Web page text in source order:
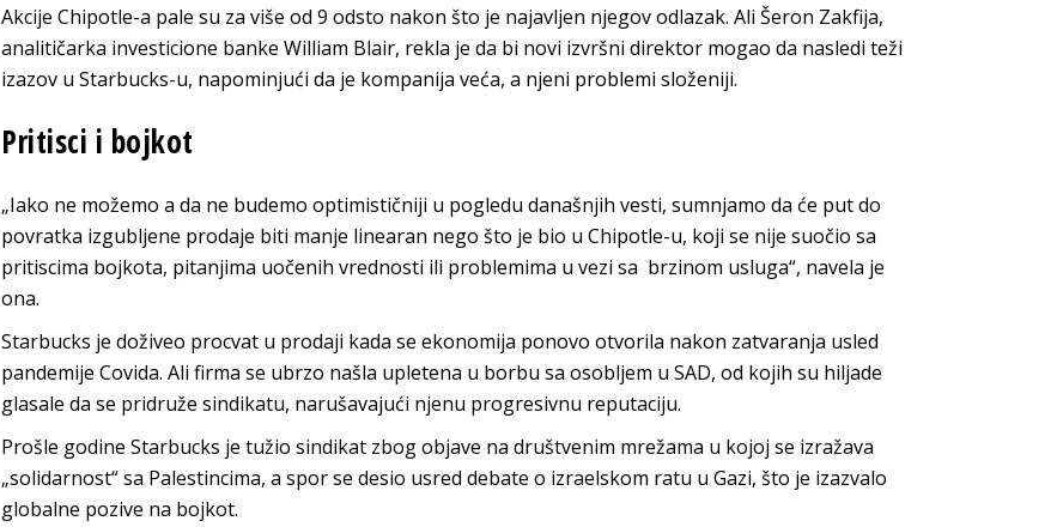
Akcije Chipotle-a pale su za više od 9 odsto nakon što je najavljen njegov odlazak. Ali Šeron Zakfija,
analitičarka investicione banke William Blair, rekla je da bi novi izvršni direktor mogao da nasledi teži
izazov u ​​Starbucks-u, napominjući da je kompanija veća, a njeni problemi složeniji.
Pritisci i bojkot
„Iako ne možemo a da ne budemo optimističniji u pogledu današnjih vesti, sumnjamo da će put do
povratka izgubljene prodaje biti manje linearan nego što je bio u Chipotle-u, koji se nije suočio sa
pritiscima bojkota, pitanjima uočenih vrednosti ili problemima u vezi sa brzinom usluga“, navela je
ona.
Starbucks je doživeo procvat u prodaji kada se ekonomija ponovo otvorila nakon zatvaranja usled
pandemije Covida. Ali firma se ubrzo našla upletena u borbu sa osobljem u SAD, od kojih su hiljade
glasale da se pridruže sindikatu, narušavajući njenu progresivnu reputaciju.
Prošle godine Starbucks je tužio sindikat zbog objave na društvenim mrežama u kojoj se izražava
„solidarnost“ sa Palestincima, a spor se desio usred debate o izraelskom ratu u Gazi, što je izazvalo
globalne pozive na bojkot.